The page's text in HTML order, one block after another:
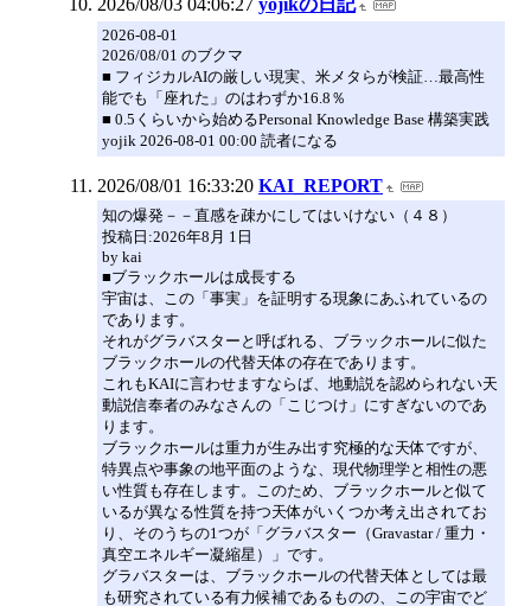
2026/08/03 04:06:27 yojikの日記
2026-08-01
2026/08/01 のブクマ
■ フィジカルAIの厳しい現実、米メタらが検証…最高性
能でも「座れた」のはわずか16.8％
■ 0.5くらいから始めるPersonal Knowledge Base 構築実践
yojik 2026-08-01 00:00 読者になる
2026/08/01 16:33:20 KAI_REPORT
知の爆発－－直感を疎かにしてはいけない（４８）
投稿日:2026年8月 1日
by kai
■ブラックホールは成長する
宇宙は、この「事実」を証明する現象にあふれているの
であります。
それがグラバスターと呼ばれる、ブラックホールに似た
ブラックホールの代替天体の存在であります。
これもKAIに言わせますならば、地動説を認められない天
動説信奉者のみなさんの「こじつけ」にすぎないのであ
ります。
ブラックホールは重力が生み出す究極的な天体ですが、
特異点や事象の地平面のような、現代物理学と相性の悪
い性質も存在します。このため、ブラックホールと似て
いるが異なる性質を持つ天体がいくつか考え出されてお
り、そのうちの1つが「グラバスター（Gravastar / 重力・
真空エネルギー凝縮星）」です。
グラバスターは、ブラックホールの代替天体としては最
も研究されている有力候補であるものの、この宇宙でど